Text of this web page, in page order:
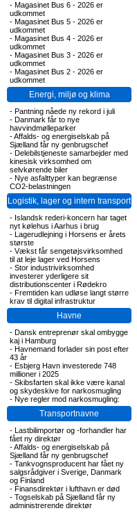
- Magasinet Bus 6 - 2026 er
udkommet
- Magasinet Bus 5 - 2026 er
udkommet
- Magasinet Bus 4 - 2026 er
udkommet
- Magasinet Bus 3 - 2026 er
udkommet
- Magasinet Bus 2 - 2026 er
udkommet
Energi, miljø og klima
- Pantning nåede ny rekord i juli
- Danmark får to nye
havvindmølleparker
-Affalds- og energiselskab på
Sjælland får ny genbrugschef
- Delebilstjeneste samarbejder med
kinesisk virksomhed om
selvkørende biler
- Nye asfalttyper kan begrænse
CO2-belastningen
Logistik, lager og intern transport
- Islandsk rederi-koncern har taget
nyt kølehus i Aarhus i brug
- Lagerudlejning i Horsens er årets
største
- Vækst får sengetøjsvirksomhed
til at leje lager ved Horsens
- Stor industrivirksomhed
investerer yderligere sit
distributionscenter i Rødekro
- Fremtiden kan udløse langt større
krav til digital infrastruktur
Havne
- Dansk entreprenør skal ombygge
kaj i Hamburg
- Havnemand forlader sin post efter
43 år
- Esbjerg Havn investerede 748
millioner i 2025
- Skibsfarten skal ikke være kanal
og skydeskive for narkosmugling
- Nye regler mod narkosmugling:
Transportnavne
- Lastbilimportør og -forhandler har
fået ny direktør
-Affalds- og energiselskab på
Sjælland får ny genbrugschef
- Tankvognsproducent har fået ny
salgsrådgiver i Sverige, Danmark
og Finland
- Finansdirektør i lufthavn er død
- Togselskab på Sjælland får ny
administrerende direktør